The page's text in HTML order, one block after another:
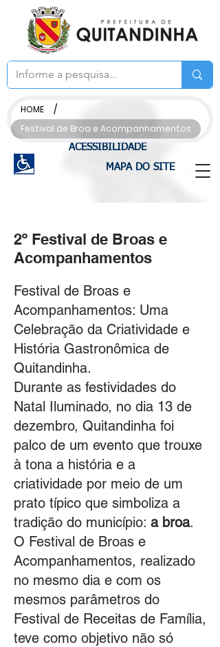
ACESSIBILIDADE
MAPA DO SITE
HOME /
Festival de Broa e Acompanhamentos
2º Festival de Broas e
Acompanhamentos
Festival de Broas e
Acompanhamentos: Uma
Celebração da Criatividade e
História Gastronômica de
Quitandinha.
Durante as festividades do
Natal Iluminado, no dia 13 de
dezembro, Quitandinha foi
palco de um evento que trouxe
à tona a história e a
criatividade por meio de um
prato típico que simboliza a
tradição do município: a broa.
O Festival de Broas e
Acompanhamentos, realizado
no mesmo dia e com os
mesmos parâmetros do
Festival de Receitas de Família,
teve como objetivo não só